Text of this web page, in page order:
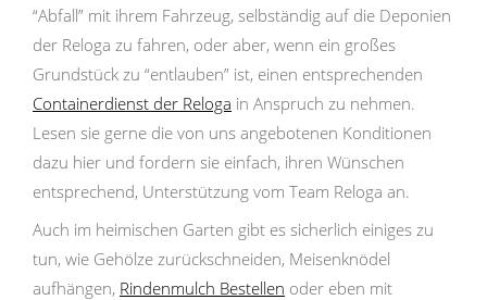
“Abfall” mit ihrem Fahrzeug, selbständig auf die Deponien
der Reloga zu fahren, oder aber, wenn ein großes
Grundstück zu “entlauben” ist, einen entsprechenden
Containerdienst der Reloga in Anspruch zu nehmen.
Lesen sie gerne die von uns angebotenen Konditionen
dazu hier und fordern sie einfach, ihren Wünschen
entsprechend, Unterstützung vom Team Reloga an.
Auch im heimischen Garten gibt es sicherlich einiges zu
tun, wie Gehölze zurückschneiden, Meisenknödel
aufhängen, Rindenmulch Bestellen oder eben mit